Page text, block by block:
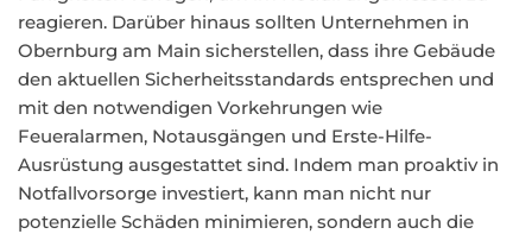
reagieren. Darüber hinaus sollten Unternehmen in
Obernburg am Main sicherstellen, dass ihre Gebäude
den aktuellen Sicherheitsstandards entsprechen und
mit den notwendigen Vorkehrungen wie
Feueralarmen, Notausgängen und Erste-Hilfe-
Ausrüstung ausgestattet sind. Indem man proaktiv in
Notfallvorsorge investiert, kann man nicht nur
potenzielle Schäden minimieren, sondern auch die